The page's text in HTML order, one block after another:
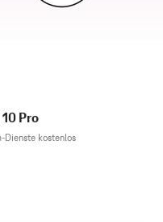
Pro
Dienste kostenlos